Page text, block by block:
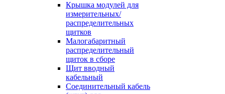
Крышка модулей для
измерительных/
распределительных
щитков
Малогабаритный
распределительный
щиток в сборе
Щит вводный
кабельный
Соединительный кабель